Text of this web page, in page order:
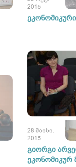
2015
28 მაისი.
2015
გიორგი
ეკონომიკურ